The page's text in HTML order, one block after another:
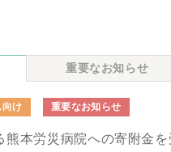
重要なお知らせ
け 重要なお知らせ
熊本労災病院への寄附金